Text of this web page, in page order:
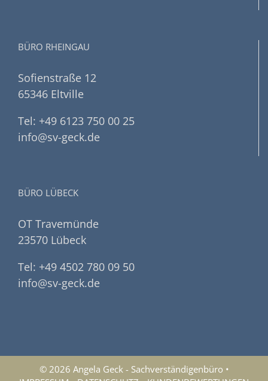
BÜRO RHEINGAU
Sofienstraße 12
65346 Eltville
Tel: +49 6123 750 00 25
info@sv-geck.de
BÜRO LÜBECK
OT Travemünde
23570 Lübeck
Tel: +49 4502 780 09 50
info@sv-geck.de
© 2026 Angela Geck - Sachverständigenbüro •